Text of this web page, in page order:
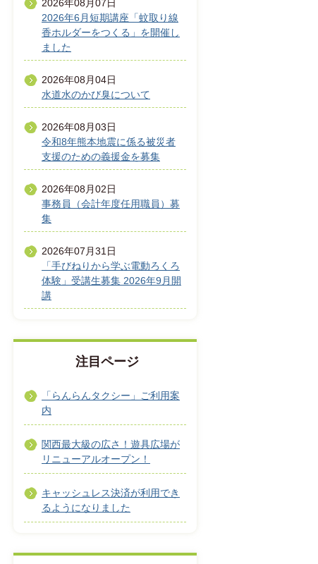
2026年08月07日
2026年6月短期講座「蚊取り線
香ホルダーをつくる」を開催し
ました
2026年08月04日
水道水のかび臭について
2026年08月03日
令和8年熊本地震に係る被災者
支援のための義援金を募集
2026年08月02日
事務員（会計年度任用職員）募
集
2026年07月31日
「手びねりから学ぶ電動ろくろ
体験」受講生募集 2026年9月開
講
注目ページ
「らんらんタクシー」ご利用案
内
関西最大級の広さ！遊具広場が
リニューアルオープン！
キャッシュレス決済が利用でき
るようになりました